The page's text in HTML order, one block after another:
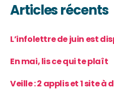
Articles récents
L’infolettre de juin est
En mai, lis ce qui te plaît
Veille : 2 applis et 1 site à